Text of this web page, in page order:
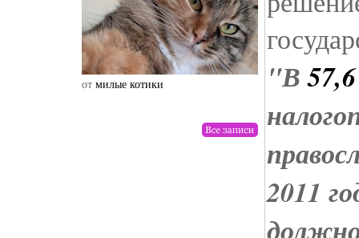
от милые котики drunktwi
"В
2011